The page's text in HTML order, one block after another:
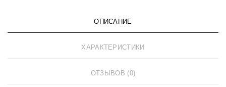
ОПИСАНИЕ
ХАРАКТЕРИСТИКИ
ОТЗЫВОВ (0)